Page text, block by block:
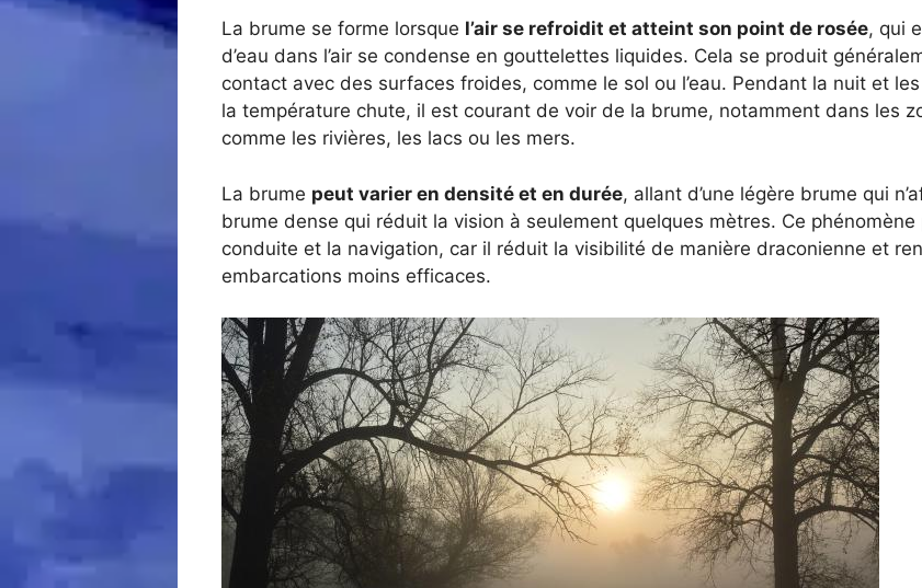
La brume se forme lorsque l’air se refroidit et atteint son point de rosée, qui
d’eau dans l’air se condense en gouttelettes liquides. Cela se produit
contact avec des surfaces froides, comme le sol ou l’eau. Pendant la nuit et
la température chute, il est courant de voir de la brume, notamment dans les
comme les rivières, les lacs ou les mers.
La brume peut varier en densité et en durée, allant d’une légère brume qui
brume dense qui réduit la vision à seulement quelques mètres. Ce
conduite et la navigation, car il réduit la visibilité de manière draconienne et
embarcations moins efficaces.